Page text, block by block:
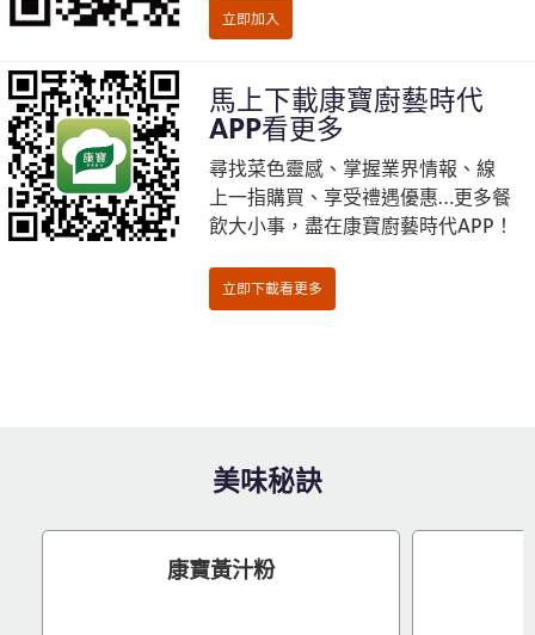
馬上下載康寶廚藝時代
APP看更多
尋找菜色靈感、掌握業界情報、線
上一指購買、享受禮遇優惠…更多餐
飲大小事，盡在康寶廚藝時代APP！
美味秘訣
康寶黃汁粉